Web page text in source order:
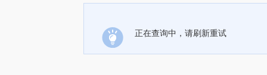
正在查询中，请刷新重试